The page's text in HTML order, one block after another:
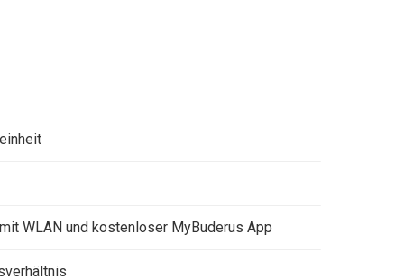
WLAN und kostenloser MyBuderus App